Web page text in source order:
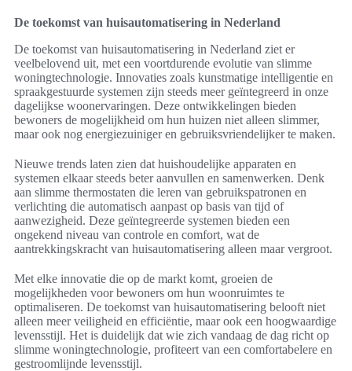
De toekomst van huisautomatisering in Nederland
De toekomst van huisautomatisering in Nederland ziet er
veelbelovend uit, met een voortdurende evolutie van slimme
woningtechnologie. Innovaties zoals kunstmatige intelligentie en
spraakgestuurde systemen zijn steeds meer geïntegreerd in onze
dagelijkse woonervaringen. Deze ontwikkelingen bieden
bewoners de mogelijkheid om hun huizen niet alleen slimmer,
maar ook nog energiezuiniger en gebruiksvriendelijker te maken.
Nieuwe trends laten zien dat huishoudelijke apparaten en
systemen elkaar steeds beter aanvullen en samenwerken. Denk
aan slimme thermostaten die leren van gebruikspatronen en
verlichting die automatisch aanpast op basis van tijd of
aanwezigheid. Deze geïntegreerde systemen bieden een
ongekend niveau van controle en comfort, wat de
aantrekkingskracht van huisautomatisering alleen maar vergroot.
Met elke innovatie die op de markt komt, groeien de
mogelijkheden voor bewoners om hun woonruimtes te
optimaliseren. De toekomst van huisautomatisering belooft niet
alleen meer veiligheid en efficiëntie, maar ook een hoogwaardige
levensstijl. Het is duidelijk dat wie zich vandaag de dag richt op
slimme woningtechnologie, profiteert van een comfortabelere en
gestroomlijnde levensstijl.